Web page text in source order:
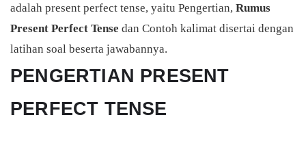
adalah present perfect tense, yaitu Pengertian, Rumus
Present Perfect Tense dan Contoh kalimat disertai dengan
latihan soal beserta jawabannya.
PENGERTIAN PRESENT
PERFECT TENSE